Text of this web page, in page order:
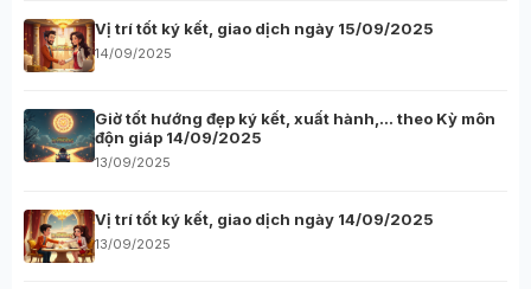
Vị trí tốt ký kết, giao dịch ngày 15/09/2025
14/09/2025
Giờ tốt hướng đẹp ký kết, xuất hành,… theo Kỳ môn
độn giáp 14/09/2025
13/09/2025
Vị trí tốt ký kết, giao dịch ngày 14/09/2025
13/09/2025